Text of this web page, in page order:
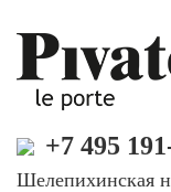
+7 495
Шелепихинская